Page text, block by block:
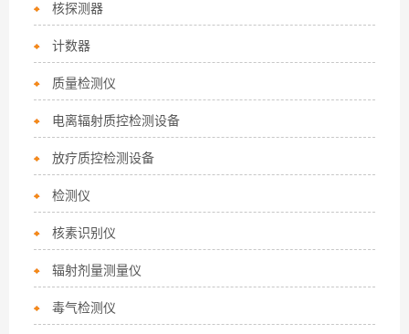
核探测器
计数器
质量检测仪
电离辐射质控检测设备
放疗质控检测设备
检测仪
核素识别仪
辐射剂量测量仪
毒气检测仪